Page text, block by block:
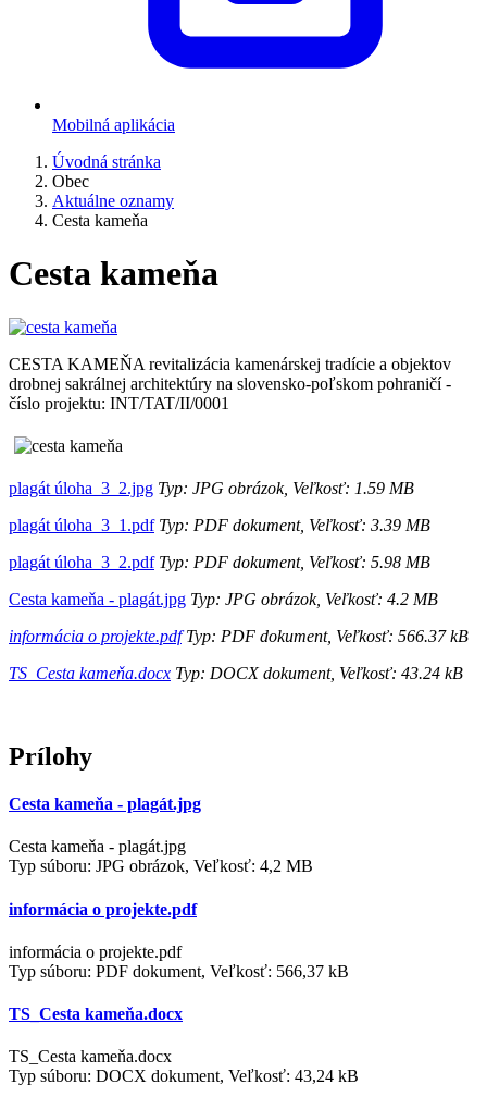
Mobilná aplikácia
Úvodná stránka
Obec
Aktuálne oznamy
Cesta kameňa
Cesta kameňa
CESTA KAMEŇA revitalizácia kamenárskej tradície a objektov
drobnej sakrálnej architektúry na slovensko-poľskom pohraničí -
číslo projektu: INT/TAT/II/0001
plagát úloha_3_2.jpg Typ: JPG obrázok, Veľkosť: 1.59 MB
plagát úloha_3_1.pdfTyp: PDF dokument, Veľkosť: 3.39 MB
plagát úloha_3_2.pdfTyp: PDF dokument, Veľkosť: 5.98 MB
Cesta kameňa - plagát.jpg Typ: JPG obrázok, Veľkosť: 4.2 MB
informácia o projekte.pdfTyp: PDF dokument, Veľkosť: 566.37 kB
TS_Cesta kameňa.docx Typ: DOCX dokument, Veľkosť: 43.24 kB
Prílohy
Cesta kameňa - plagát.jpg
Cesta kameňa - plagát.jpg
Typ súboru: JPG obrázok, Veľkosť: 4,2 MB
informácia o projekte.pdf
informácia o projekte.pdf
Typ súboru: PDF dokument, Veľkosť: 566,37 kB
TS_Cesta kameňa.docx
TS_Cesta kameňa.docx
Typ súboru: DOCX dokument, Veľkosť: 43,24 kB